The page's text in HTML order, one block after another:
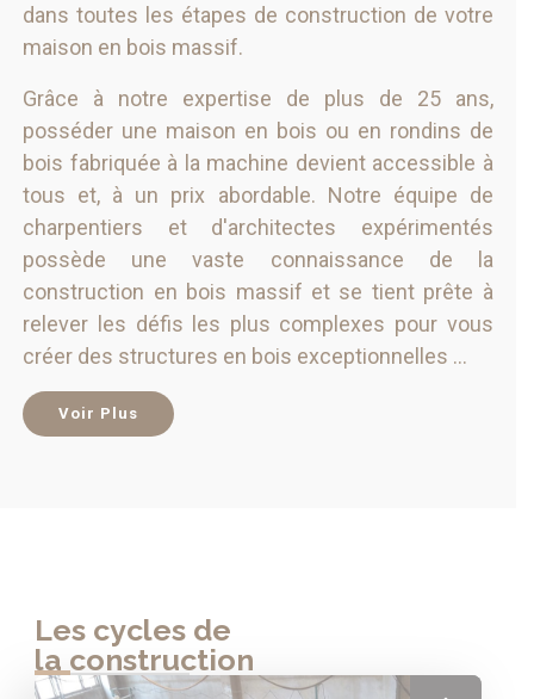
dans toutes les étapes de construction de votre
maison en bois massif.
Grâce à notre expertise de plus de 25 ans,
posséder une maison en bois ou en rondins de
bois fabriquée à la machine devient accessible à
tous et, à un prix abordable. Notre équipe de
charpentiers et d'architectes expérimentés
possède une vaste connaissance de la
construction en bois massif et se tient prête à
relever les défis les plus complexes pour vous
créer des structures en bois exceptionnelles ...
Voir Plus
Les cycles de
la construction